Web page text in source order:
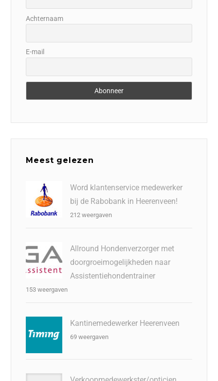
Achternaam
E-mail
Meest gelezen
Word klantenservice medewerker
bij de Rabobank in Heerenveen!
212 weergaven
Allround Hondenverzorger met
doorgroeimogelijkheden naar
Assistentiehondentrainer
153 weergaven
Kantinemedewerker Heerenveen
69 weergaven